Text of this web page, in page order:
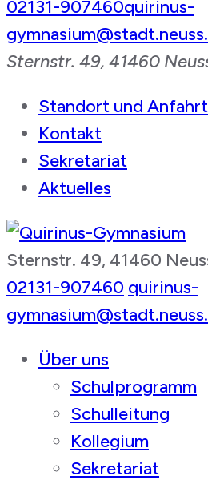
02131-907460quirinus-
Sternstr. 49, 41460
Standort und Anfahrt
Kontakt
Sekretariat
Aktuelles
Quirinus-Gymnasium
Sternstr. 49, 41460
02131-907460 quirinus-
Über uns
Schulprogramm
Schulleitung
Kollegium
Sekretariat